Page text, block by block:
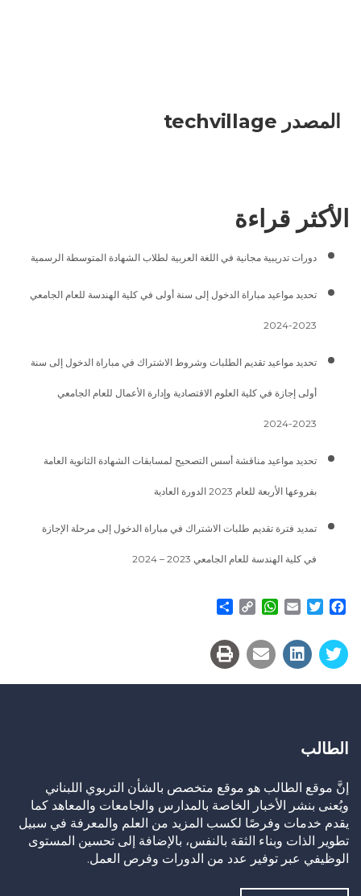
المصدر techvillage
الأكثر قراءة
دورات تدريبية مجانية في اللغة العربية لطلاب الشهادة المتوسطة الرسمية
تحديد مواعيد مباراة الدخول إلى سنة أولى في كلية الهندسة للعام الجامعي
2023-2024
تحديد مواعيد تقديم الطلبات وشروط الاشتراك في مباراة الدخول إلى سنة
أولى إجازة في كلية العلوم الاقتصادية وإدارة الأعمال للعام الجامعي
2023-2024
تحديد مواعيد مناقشة أسس التصحيح لمسابقات الشهادة الثانوية العامة
بفروعها الأربعة للعام 2023 الدورة العادية
تمديد فترة تقديم طلبات الاشتراك في مباراة الدخول إلى مرحلة الإجازة
في كلية الهندسة للعام الجامعي 2023 – 2024
Facebook
Twitter
Email
WhatsApp
Copy
الطالب
إنَّ موقع الطالب هو موقع متخصص بالشأن التربوي اللبناني
ويُعنى بنشر الأخبار الخاصة بالمدارس والجامعات والمعاهد كما
يقدم خدمات وفرصًا لكسب المزيد من العلم والمعرفة في سبيل
تطوير الذات وبناء الثقة بالنفس، بالإضافة إلى تحسين المستوى
الوظيفي عبر توفير عدد من الدورات وفرص العمل.